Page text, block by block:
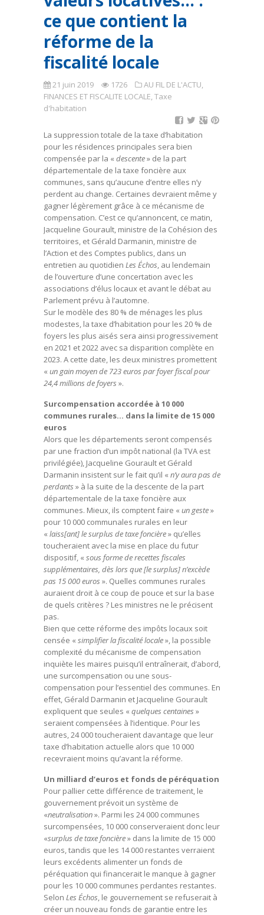
ce que contient la
réforme de la
fiscalité locale
21 juin 2019 1726 AU FIL DE L'ACTU,
FINANCES ET FISCALITE LOCALE,Taxe
d'habitation
La suppression totale de la taxe d’habitation
pour les résidences principales sera bien
compensée par la « descente» de la part
départementale de la taxe foncière aux
communes, sans qu’aucune d’entre elles n’y
perdent au change. Certaines devraient même y
gagner légèrement grâce à ce mécanisme de
compensation. C’est ce qu’annoncent, ce matin,
Jacqueline Gourault, ministre de la Cohésion des
territoires, et Gérald Darmanin, ministre de
l’Action et des Comptes publics, dans un
entretien au quotidien Les Échos, au lendemain
de l’ouverture d’une concertation avec les
associations d’élus locaux et avant le débat au
Parlement prévu à l’automne.
Sur le modèle des 80 % de ménages les plus
modestes, la taxe d’habitation pour les 20 % de
foyers les plus aisés sera ainsi progressivement
en 2021 et 2022 avec sa disparition complète en
2023. A cette date, les deux ministres promettent
« un gain moyen de 723 euros par foyer fiscal pour
24,4 millions de foyers ».
Surcompensation accordée à 10 000
communes rurales… dans la limite de 15 000
euros
Alors que les départements seront compensés
par une fraction d’un impôt national (la TVA est
privilégiée), Jacqueline Gourault et Gérald
Darmanin insistent sur le fait qu’il « n’y aura pas de
perdants » à la suite de la descente de la part
départementale de la taxe foncière aux
communes. Mieux, ils comptent faire « un geste»
pour 10 000 communales rurales en leur
« laiss[ant] le surplus de taxe foncière» qu’elles
toucheraient avec la mise en place du futur
dispositif, « sous forme de recettes fiscales
supplémentaires, dès lors que [le surplus] n’excède
pas 15 000 euros ». Quelles communes rurales
auraient droit à ce coup de pouce et sur la base
de quels critères ? Les ministres ne le précisent
pas.
Bien que cette réforme des impôts locaux soit
censée « simplifier la fiscalité locale», la possible
complexité du mécanisme de compensation
inquiète les maires puisqu’il entraînerait, d’abord,
une surcompensation ou une sous-
compensation pour l’essentiel des communes. En
effet, Gérald Darmanin et Jacqueline Gourault
expliquent que seules « quelques centaines »
seraient compensées à l’identique. Pour les
autres, 24 000 toucheraient davantage que leur
taxe d’habitation actuelle alors que 10 000
recevraient moins qu’avant la réforme.
Un milliard d’euros et fonds de péréquation
Pour pallier cette différence de traitement, le
gouvernement prévoit un système de
«neutralisation». Parmi les 24 000 communes
surcompensées, 10 000 conserveraient donc leur
«surplus de taxe foncière» dans la limite de 15 000
euros, tandis que les 14 000 restantes verraient
leurs excédents alimenter un fonds de
péréquation qui financerait le manque à gagner
pour les 10 000 communes perdantes restantes.
Selon Les Échos, le gouvernement se refuserait à
créer un nouveau fonds de garantie entre les